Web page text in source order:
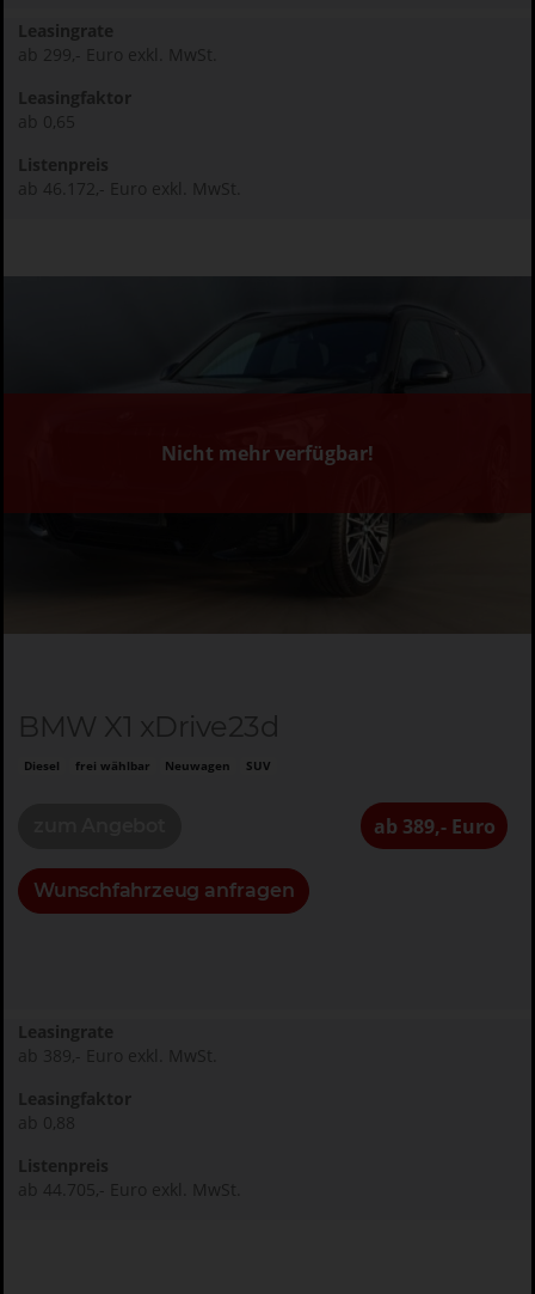
Leasingrate
ab 299,- Euro exkl. MwSt.
Leasingfaktor
ab 0,65
Listenpreis
ab 46.172,- Euro exkl. MwSt.
Nicht mehr verfügbar!
BMW X1 xDrive23d
Diesel frei wählbar Neuwagen SUV
ab 389,- Euro
Wunschfahrzeug anfragen
Leasingrate
ab 389,- Euro exkl. MwSt.
Leasingfaktor
ab 0,88
Listenpreis
ab 44.705,- Euro exkl. MwSt.